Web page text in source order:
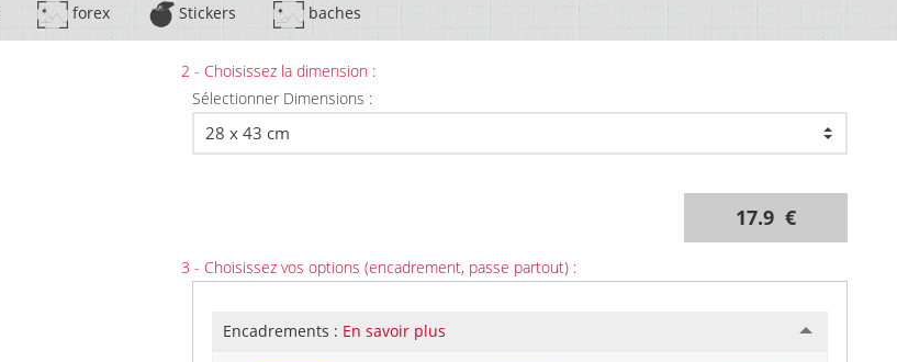
forex Stickers baches
2 - Choisissez la dimension :
Sélectionner Dimensions :
17.9 €
3 - Choisissez vos options (encadrement, passe partout) :
Encadrements : En savoir plus